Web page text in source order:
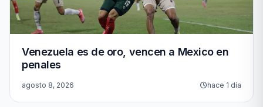
Venezuela es de oro, vencen a Mexico en
penales
agosto 8, 2026 hace 1 día